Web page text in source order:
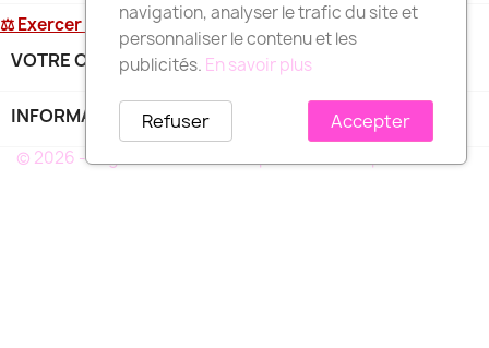
⚖ Exercer mon droit de rétractation
VOTRE COMPTE
INFORMATIONS
© 2026 - Logiciel e-commerce par PrestaShop™
navigation, analyser le trafic du site et
personnaliser le contenu et les
publicités. En savoir plus
Accepter
Refuser